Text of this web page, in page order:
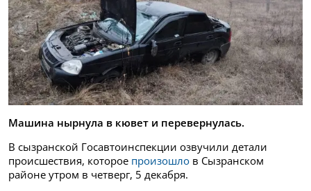
Машина нырнула в кювет и перевернулась.
В сызранской Госавтоинспекции озвучили детали
происшествия, которое произошло в Сызранском
районе утром в четверг, 5 декабря.